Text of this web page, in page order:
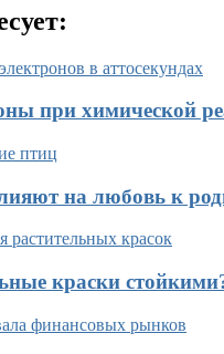
при химической
на любовь к
краски